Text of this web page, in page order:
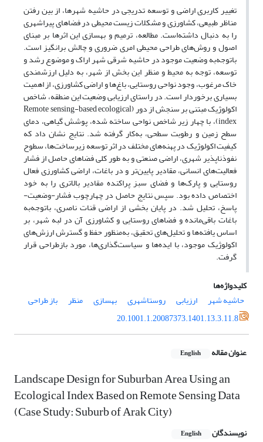
تغییر کاربری اراضی و توسعه تدریجی در حاشیه شهرها، از بین رفتن
مناظر طبیعی، کشاورزی و مشکلات زیست‌ محیطی در فضاهای پیراشهری
را به دنبال داشته‌است. مطالعه، ترمیم و بهسازی این اثرها بر مبنای
اصول و روش‌های طراحی محیطی امری ضروری و چالش برانگیز است.
با‌توجه‌به وضعیت موجود در حاشیه شرقی شهر اراک و موضوع رشد و
توسعه، توجه به محیط و منظر این بخش از شهر، به دلیل ارزشمندی
خاک مرغوب، وجود نواحی روستایی، باغ‌ها و اراضی کشاورزی، از اهمیت
بسیاری برخوردار است. در راستای ارزیابی وضعیت این منطقه، شاخص‌
اکولوژیک مبتنی بر سنجش از دور (Remote sensing-based ecological
index)، با چهار زیر شاخص نواحی ساخته شده، پوشش گیاهی، دمای
سطح زمین و رطوبت سطحی، به‌کار گرفته شد. نتایج نشان داد که
کیفیت اکولوژیک در پهنه‌های مختلف در اثر توسعه زیرساخت‌‌ها، سطوح
نفوذناپذیر شهری، اراضی صنعتی و به طور کلی فضاهای حاصل از فشار
فعالیت‌های انسانی، مقادیر پایین‌تر و در باغات، اراضی کشاورزی فعال
روستایی و پارک‌ها و فضای سبز پراکنده مقادیر بالاتری را به خود
اختصاص داده بود. سپس نتایج حاصل در چهارچوب فشار-وضعیت-
پاسخ، تحلیل شد. در پایان بخشی از اراضی قنات ناصری، با‌توجه‌به
باغات باقی‌مانده و فضاهای روستایی و کشاورزی آن در لبه شهر، بر
اساس یافته‌ها و تحلیل‌‌های تحقیق، به‌منظور حفظ و گسترش ارزش‌های
اکولوژیک موجود، با ایده‌ها و سیاست‌‌گذاری‌ها، مورد بازطراحی قرار
گرفت.
کلیدواژه‌ها
حاشیه شهر
ارزیابی روستا‌شهری بهسازی منظر
باز طراحی
20.1001.1.20087373.1401.13.3.11.8
عنوان مقاله English
Landscape Design for Suburban Area Using an
Ecological Index Based on Remote Sensing Data
(Case Study: Suburb of Arak City)
نویسندگان English